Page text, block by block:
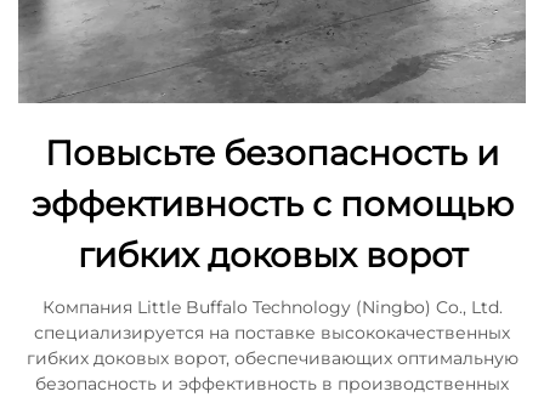
Повысьте безопасность и
эффективность с помощью
гибких доковых ворот
Компания Little Buffalo Technology (Ningbo) Co., Ltd.
специализируется на поставке высококачественных
гибких доковых ворот, обеспечивающих оптимальную
безопасность и эффективность в производственных